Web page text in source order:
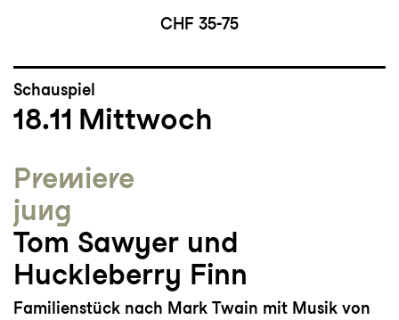
CHF 35-75
Schauspiel
18.11 Mittwoch
Premiere
jung
Tom Sawyer und
Huckleberry Finn
Familienstück nach Mark Twain mit Musik von